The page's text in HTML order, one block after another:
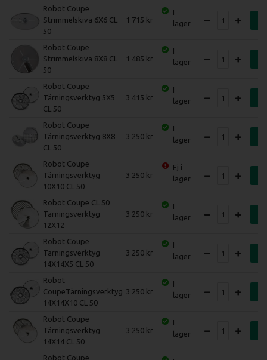
Robot Coupe
Strimmelskiva 6X6 CL
50
1 715
I
lager
Robot Coupe
Strimmelskiva 8X8 CL
50
1 485
I
lager
Robot Coupe
Tärningsverktyg 5X5
CL 50
3 415
I
lager
Robot Coupe
Tärningsverktyg 8X8
CL 50
3 250
I
lager
Robot Coupe
Tärningsverktyg
10X10 CL 50
3 250
Ej i
lager
Robot Coupe CL 50
Tärningsverktyg
12X12
3 250
I
lager
Robot Coupe
Tärningsverktyg
14X14X5 CL 50
3 250
I
lager
Robot
CoupeTärningsverktyg
14X14X10 CL 50
3 250
I
lager
Robot Coupe
Tärningsverktyg
14X14 CL 50
3 250
I
lager
Robot Coupe